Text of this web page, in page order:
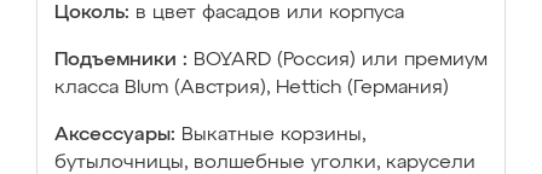
Цоколь: в цвет фасадов или корпуса
Подъемники : BOYARD (Россия) или премиум
класса Blum (Австрия), Hettich (Германия)
Аксессуары: Выкатные корзины,
бутылочницы, волшебные уголки, карусели